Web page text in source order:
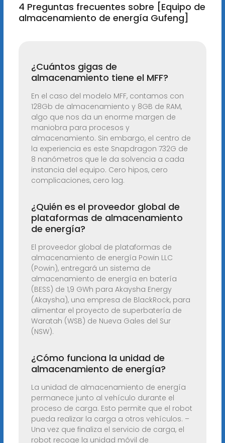
4 Preguntas frecuentes sobre [Equipo de
almacenamiento de energía Gufeng]
¿Cuántos gigas de
almacenamiento tiene el MFF?
En el caso del modelo MFF, contamos con
128Gb de almacenamiento y 8GB de RAM,
algo que nos da un enorme margen de
maniobra para procesos y
almacenamiento. Sin embargo, el centro de
la experiencia es este Snapdragon 732G de
8 nanómetros que le da solvencia a cada
instancia del equipo. Cero hipos, cero
complicaciones, cero lag.
¿Quién es el proveedor global de
plataformas de almacenamiento
de energía?
El proveedor global de plataformas de
almacenamiento de energía Powin LLC
(Powin), entregará un sistema de
almacenamiento de energía en batería
(BESS) de 1,9 GWh para Akaysha Energy
(Akaysha), una empresa de BlackRock, para
alimentar el proyecto de superbatería de
Waratah (WSB) de Nueva Gales del Sur
(NSW).
¿Cómo funciona la unidad de
almacenamiento de energía?
La unidad de almacenamiento de energía
permanece junto al vehículo durante el
proceso de carga. Esto permite que el robot
pueda realizar la carga a otros vehículos. –
Una vez que finaliza el servicio de carga, el
robot recoge la unidad móvil de